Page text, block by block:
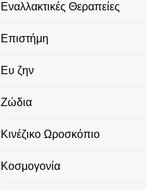
Εναλλακτικές Θεραπείες
Επιστήμη
Ευ ζην
Ζώδια
Κινέζικο Ωροσκόπιο
Κοσμογονία